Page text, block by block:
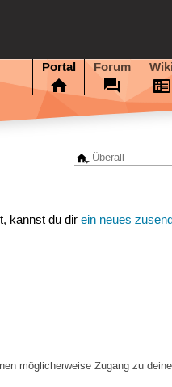
Portal Forum Wiki
kannst du direin neues
möglicherweise Zugang zu